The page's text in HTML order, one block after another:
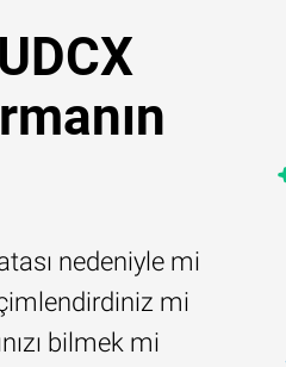
nedeniyle mi
mi
bilmek mi